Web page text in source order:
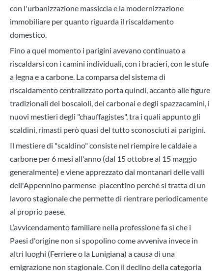
con l'urbanizzazione massiccia e la modernizzazione
immobiliare per quanto riguarda il riscaldamento
domestico.
Fino a quel momento i parigini avevano continuato a
riscaldarsi con i camini individuali, con i bracieri, con le stufe
a legna e a carbone. La comparsa del sistema di
riscaldamento centralizzato porta quindi, accanto alle figure
tradizionali dei boscaioli, dei carbonai e degli spazzacamini, i
nuovi mestieri degli "chauffagistes", tra i quali appunto gli
scaldini, rimasti però quasi del tutto sconosciuti ai parigini.
Il mestiere di "scaldino" consiste nel riempire le caldaie a
carbone per 6 mesi all'anno (dal 15 ottobre al 15 maggio
generalmente) e viene apprezzato dai montanari delle valli
dell'Appennino parmense-piacentino perché si tratta di un
lavoro stagionale che permette di rientrare periodicamente
al proprio paese.
L’avvicendamento familiare nella professione fa sì che i
Paesi d'origine non si spopolino come avveniva invece in
altri luoghi (Ferriere o la Lunigiana) a causa di una
emigrazione non stagionale. Con il declino della categoria